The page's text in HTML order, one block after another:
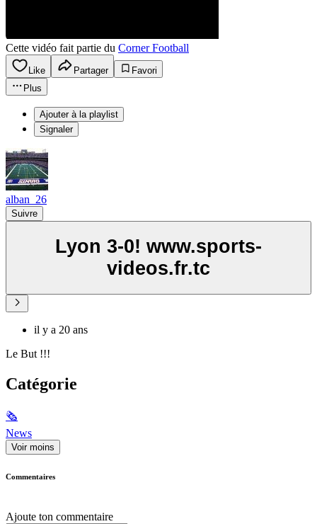
Cette vidéo fait partie du Corner Football
Like Partager
Favori
Plus
Ajouter à la playlist
Signaler
alban_26
Suivre
Lyon 3-0! www.sports-
videos.fr.tc
il y a 20 ans
Le But !!!
Catégorie
🗞
News
Voir moins
Commentaires
Ajoute ton commentaire